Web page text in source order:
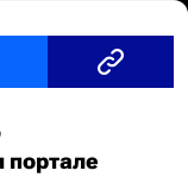
портале